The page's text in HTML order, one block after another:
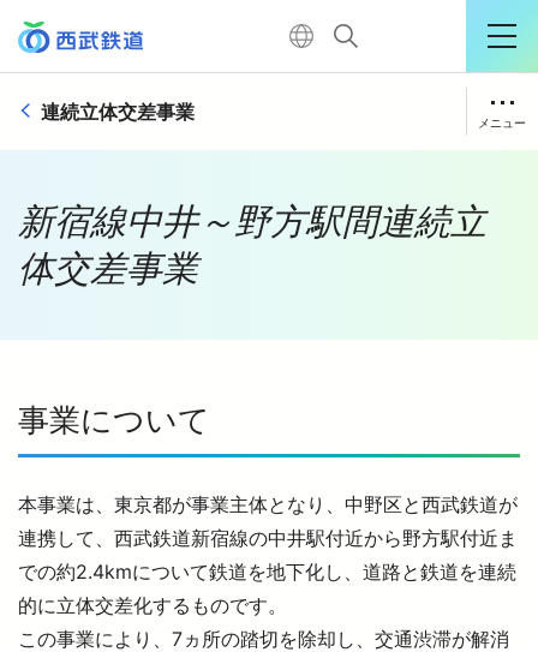
購入はこちら
TOP
暮らす
おでかけ
より安全に・快適に
連続立体交差事業 メニュー
池袋線連続立体交差事業・複々線化事業
新宿線中井～野方駅間連続立体交差事業
新宿線中井～野方駅間連続立
体交差事業
事業について
本事業は、東京都が事業主体となり、中野区と西武鉄道が
連携して、西武鉄道新宿線の中井駅付近から野方駅付近ま
での約2.4kmについて鉄道を地下化し、道路と鉄道を連続
的に立体交差化するものです。
この事業により、7ヵ所の踏切を除却し、交通渋滞が解消